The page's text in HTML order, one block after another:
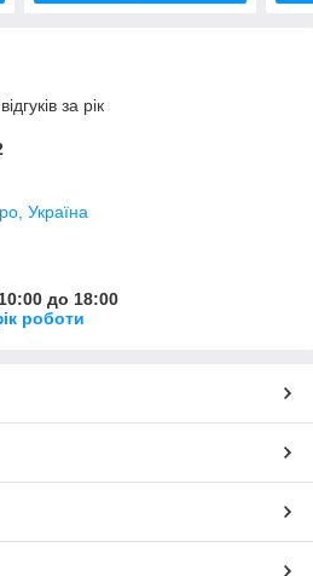
за рік
Україна
до 18:00
роботи